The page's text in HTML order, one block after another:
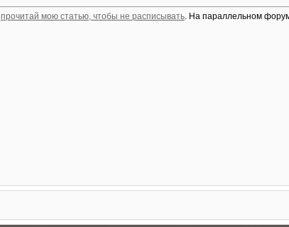
прочитай мою статью, чтобы не расписывать. На параллельном